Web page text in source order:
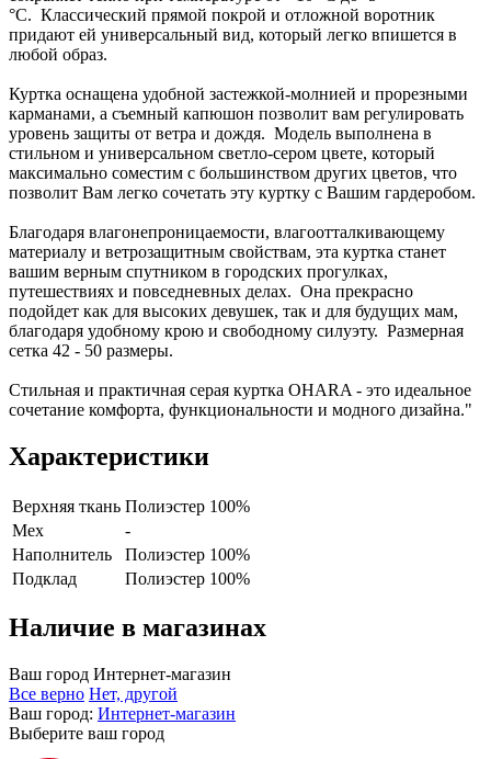
°C. Классический прямой покрой и отложной воротник
придают ей универсальный вид, который легко впишется в
любой образ.
Куртка оснащена удобной застежкой-молнией и прорезными
карманами, а съемный капюшон позволит вам регулировать
уровень защиты от ветра и дождя. Модель выполнена в
стильном и универсальном светло-сером цвете, который
максимально соместим с большинством других цветов, что
позволит Вам легко сочетать эту куртку с Вашим гардеробом.
Благодаря влагонепроницаемости, влагоотталкивающему
материалу и ветрозащитным свойствам, эта куртка станет
вашим верным спутником в городских прогулках,
путешествиях и повседневных делах. Она прекрасно
подойдет как для высоких девушек, так и для будущих мам,
благодаря удобному крою и свободному силуэту. Размерная
сетка 42 - 50 размеры.
Стильная и практичная серая куртка OHARA - это идеальное
сочетание комфорта, функциональности и модного дизайна."
Характеристики
Верхняя ткань Полиэстер 100%
Мех
-
Наполнитель
Полиэстер 100%
Подклад
Полиэстер 100%
Наличие в магазинах
Ваш город Интернет-магазин
Все верно Нет, другой
Ваш город: Интернет-магазин
Выберите ваш город